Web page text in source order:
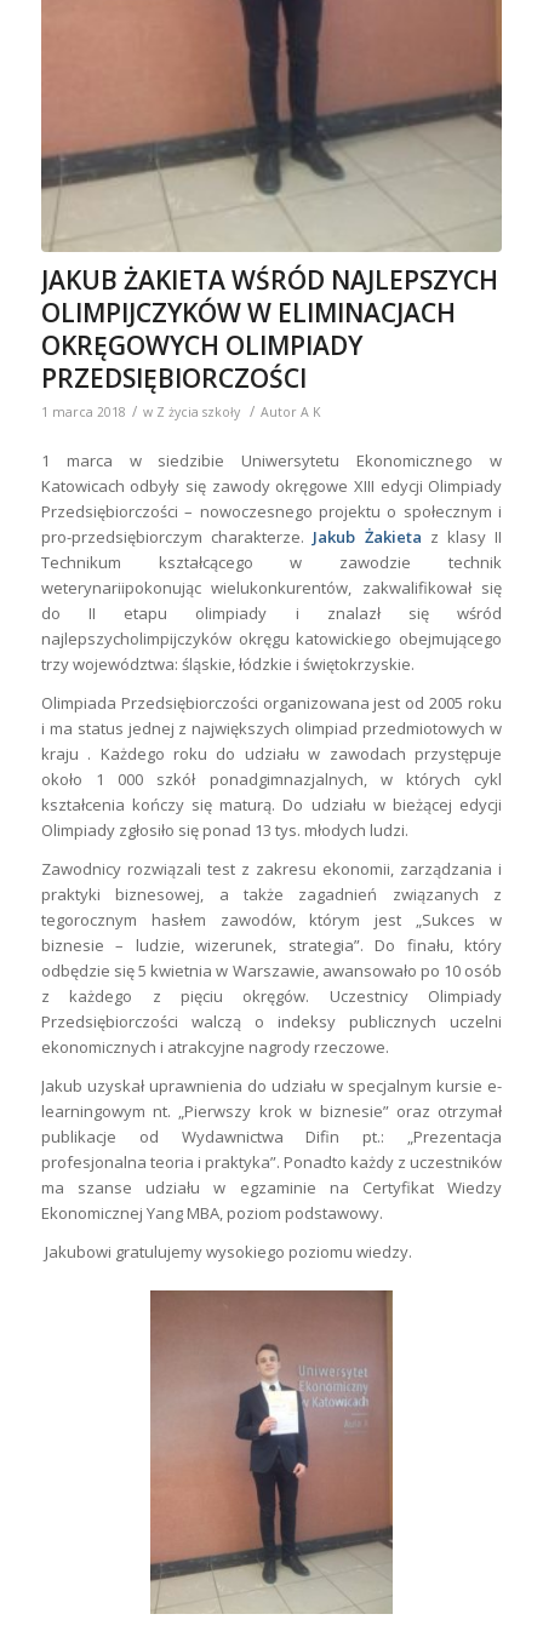
JAKUB ŻAKIETA WŚRÓD NAJLEPSZYCH
OLIMPIJCZYKÓW W ELIMINACJACH
OKRĘGOWYCH OLIMPIADY
PRZEDSIĘBIORCZOŚCI
1 marca 2018 / w Z życia szkoły / Autor A K
1 marca w siedzibie Uniwersytetu Ekonomicznego w
Katowicach odbyły się zawody okręgowe XIII edycji Olimpiady
Przedsiębiorczości – nowoczesnego projektu o społecznym i
pro-przedsiębiorczym charakterze. Jakub Żakieta z klasy II
Technikum kształcącego w zawodzie technik
weterynariipokonując wielukonkurentów, zakwalifikował się
do II etapu olimpiady i znalazł się wśród
najlepszycholimpijczyków okręgu katowickiego obejmującego
trzy województwa: śląskie, łódzkie i świętokrzyskie.
Olimpiada Przedsiębiorczości organizowana jest od 2005 roku
i ma status jednej z największych olimpiad przedmiotowych w
kraju . Każdego roku do udziału w zawodach przystępuje
około 1 000 szkół ponadgimnazjalnych, w których cykl
kształcenia kończy się maturą. Do udziału w bieżącej edycji
Olimpiady zgłosiło się ponad 13 tys. młodych ludzi.
Zawodnicy rozwiązali test z zakresu ekonomii, zarządzania i
praktyki biznesowej, a także zagadnień związanych z
tegorocznym hasłem zawodów, którym jest „Sukces w
biznesie – ludzie, wizerunek, strategia”. Do finału, który
odbędzie się 5 kwietnia w Warszawie, awansowało po 10 osób
z każdego z pięciu okręgów. Uczestnicy Olimpiady
Przedsiębiorczości walczą o indeksy publicznych uczelni
ekonomicznych i atrakcyjne nagrody rzeczowe.
Jakub uzyskał uprawnienia do udziału w specjalnym kursie e-
learningowym nt. „Pierwszy krok w biznesie” oraz otrzymał
publikacje od Wydawnictwa Difin pt.: „Prezentacja
profesjonalna teoria i praktyka”. Ponadto każdy z uczestników
ma szanse udziału w egzaminie na Certyfikat Wiedzy
Ekonomicznej Yang MBA, poziom podstawowy.
Jakubowi gratulujemy wysokiego poziomu wiedzy.